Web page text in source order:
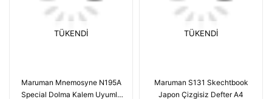
TÜKENDI
Maruman Mnemosyne N195A
Special Dolma Kalem Uyumlu
TÜKENDI
Maruman S131 Skechtbook
Japon Çizgisiz Defter A4